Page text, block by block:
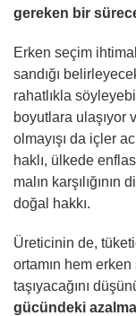
gereken bir
Erken seçim
sandığı
rahatlıkla
boyutlara ulaşıyor
olmayışı da içler
haklı, ülkede
malın
doğal hakkı.
Üreticinin de,
ortamın hem
taşıyacağını
gücündeki